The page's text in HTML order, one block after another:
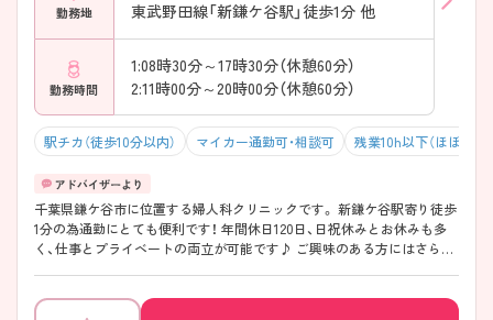
勤務地
東武野田線「新鎌ケ谷駅」徒歩1分 他
勤務時間
1:08時30分～17時30分（休憩60分）
2:11時00分～20時00分（休憩60分）
駅チカ（徒歩10分以内） マイカー通勤可・相談可 残業10h以下（ほぼなし）
千葉県鎌ケ谷市に位置する婦人科クリニックです。 新鎌ケ谷駅寄り徒歩
1分の為通勤にとても便利です！ 年間休日120日、日祝休みとお休みも多
く、仕事とプライベートの両立が可能です♪ ご興味のある方にはさらに